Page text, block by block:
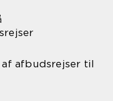
afbudsrejser til